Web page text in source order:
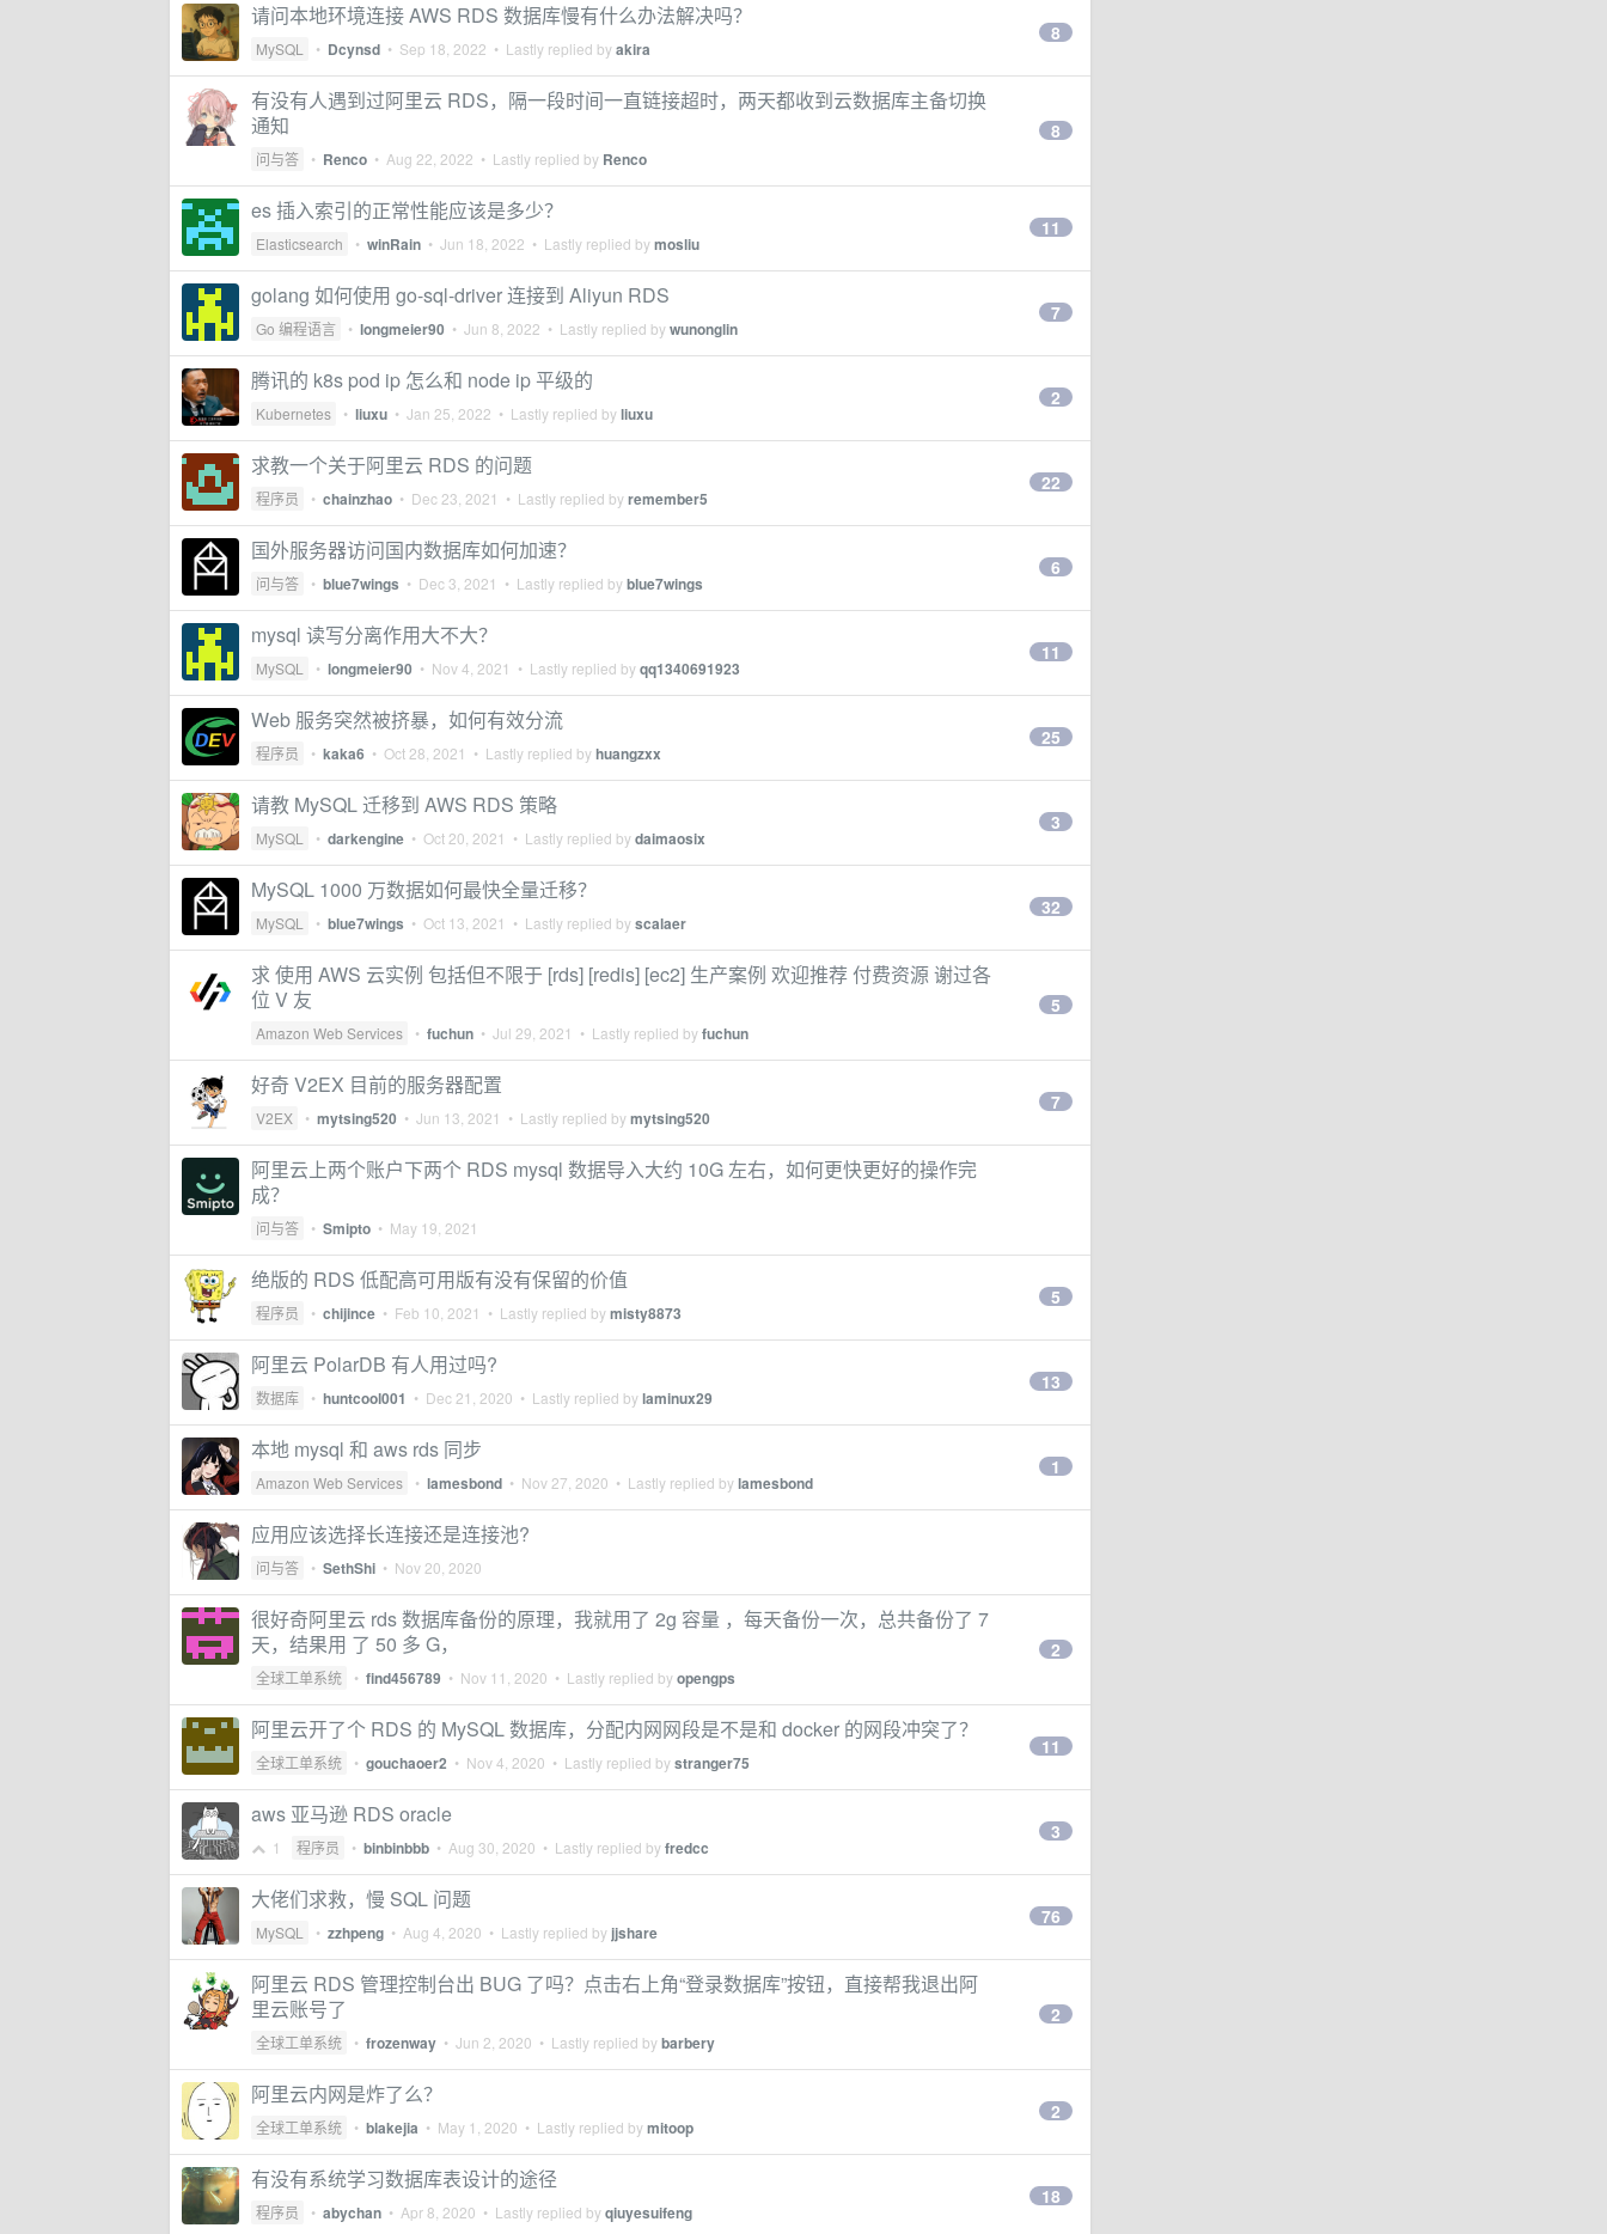
请问本地环境连接 AWS RDS 数据库慢有什么办法解决吗？
MySQL • Dcynsd • Sep 18, 2022 • Lastly replied byakira
8
有没有人遇到过阿里云 RDS，隔一段时间一直链接超时，两天都收到云数据库主备切换
通知
问与答 • Renco • Aug 22, 2022 • Lastly replied by Renco
8
es 插入索引的正常性能应该是多少？
Elasticsearch • winRain • Jun 18, 2022 • Lastly replied bymosliu
11
golang 如何使用 go-sql-driver 连接到 Aliyun RDS
Go 编程语言 • longmeier90 • Jun 8, 2022 • Lastly replied bywunonglin
7
腾讯的 k8s pod ip 怎么和 node ip 平级的
Kubernetes • liuxu • Jan 25, 2022 • Lastly replied byliuxu
2
求教一个关于阿里云 RDS 的问题
程序员 • chainzhao • Dec 23, 2021 • Lastly replied byremember5
22
国外服务器访问国内数据库如何加速？
问与答 • blue7wings • Dec 3, 2021 • Lastly replied byblue7wings
6
mysql 读写分离作用大不大？
MySQL • longmeier90 • Nov 4, 2021 • Lastly replied byqq1340691923
11
Web 服务突然被挤暴，如何有效分流
程序员 • kaka6 • Oct 28, 2021 • Lastly replied byhuangzxx
25
请教 MySQL 迁移到 AWS RDS 策略
MySQL • darkengine • Oct 20, 2021 • Lastly replied bydaimaosix
3
MySQL 1000 万数据如何最快全量迁移？
MySQL • blue7wings • Oct 13, 2021 • Lastly replied byscalaer
32
求 使用 AWS 云实例 包括但不限于 [rds] [redis] [ec2] 生产案例 欢迎推荐 付费资源 谢过各
位 V 友
Amazon Web Services • fuchun • Jul 29, 2021 • Lastly replied byfuchun
5
好奇 V2EX 目前的服务器配置
V2EX • mytsing520 • Jun 13, 2021 • Lastly replied bymytsing520
7
阿里云上两个账户下两个 RDS mysql 数据导入大约 10G 左右，如何更快更好的操作完
成？
问与答 • Smipto • May 19, 2021
绝版的 RDS 低配高可用版有没有保留的价值
程序员 • chijince • Feb 10, 2021 • Lastly replied bymisty8873
5
阿里云 PolarDB 有人用过吗?
数据库 • huntcool001 • Dec 21, 2020 • Lastly replied bylaminux29
13
本地 mysql 和 aws rds 同步
Amazon Web Services • lamesbond • Nov 27, 2020 • Lastly replied bylamesbond
1
应用应该选择长连接还是连接池?
问与答 • SethShi • Nov 20, 2020
很好奇阿里云 rds 数据库备份的原理，我就用了 2g 容量 ，每天备份一次，总共备份了 7
天，结果用 了 50 多 G，
全球工单系统 • find456789 • Nov 11, 2020 • Lastly replied byopengps
2
阿里云开了个 RDS 的 MySQL 数据库，分配内网网段是不是和 docker 的网段冲突了？
全球工单系统 • gouchaoer2 • Nov 4, 2020 • Lastly replied bystranger75
11
aws 亚马逊 RDS oracle
1 程序员 • binbinbbb • Aug 30, 2020 • Lastly replied byfredcc
3
大佬们求救，慢 SQL 问题
MySQL • zzhpeng • Aug 4, 2020 • Lastly replied by jjshare
76
阿里云 RDS 管理控制台出 BUG 了吗？点击右上角“登录数据库”按钮，直接帮我退出阿
里云账号了
全球工单系统 • frozenway • Jun 2, 2020 • Lastly replied bybarbery
2
阿里云内网是炸了么？
全球工单系统 • blakejia • May 1, 2020 • Lastly replied bymitoop
2
有没有系统学习数据库表设计的途径
程序员 • abychan • Apr 8, 2020 • Lastly replied byqiuyesuifeng
18